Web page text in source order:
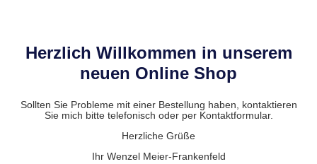
Herzlich Willkommen in unserem
neuen Online Shop
Sollten Sie Probleme mit einer Bestellung haben, kontaktieren
Sie mich bitte telefonisch oder per Kontaktformular.
Herzliche Grüße
Ihr Wenzel Meier-Frankenfeld